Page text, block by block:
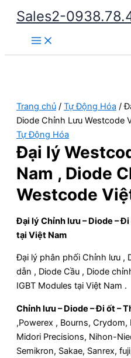
Nhảy
dung
Sales2-
Main
Menu
Trang chủ / Tự Động Hóa /
Diode Chỉnh Lưu Westcode
Tự Động Hóa
Đại lý
Nam , Diode
Westcode
Đại lý Chỉnh lưu – Diode –
tại Việt Nam
Đại lý phân phối Chỉnh lưu ,
dẫn , Diode Cầu , Diode
IGBT Modules tại Việt Nam .
Chỉnh lưu – Diode – Đi ốt –
,Powerex , Bourns, Crydom,
Midori Precisions, Nihon-
Semikron, Sakae, Sanrex,